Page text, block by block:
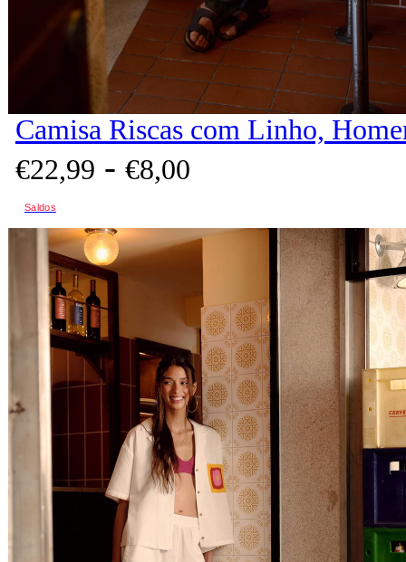
Camisa Riscas com Linho,
€22,99 - €8,00
Saldos